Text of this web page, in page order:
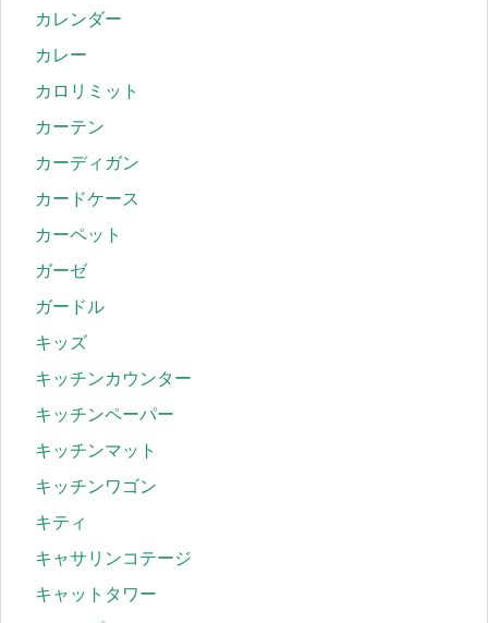
カレンダー
カレー
カロリミット
カーテン
カーディガン
カードケース
カーペット
ガーゼ
ガードル
キッズ
キッチンカウンター
キッチンペーパー
キッチンマット
キッチンワゴン
キティ
キャサリンコテージ
キャットタワー